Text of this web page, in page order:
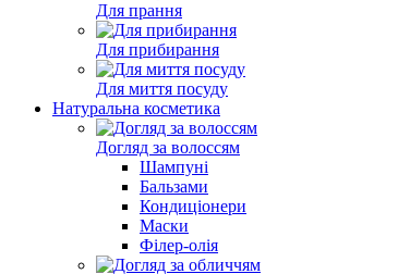
Для прання
Для прибирання
Для миття посуду
Натуральна косметика
Догляд за волоссям
Шампуні
Бальзами
Кондиціонери
Маски
Філер-олія